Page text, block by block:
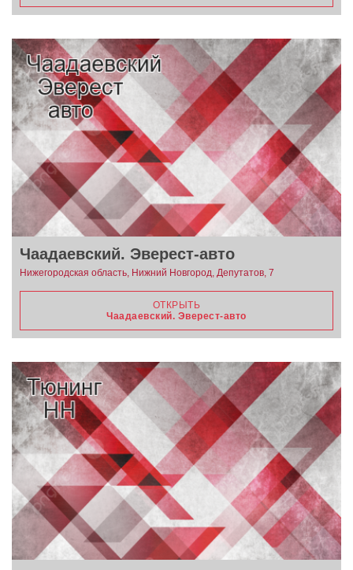
Чаадаевский. Эверест-авто
Нижегородская область, Нижний Новгород, Депутатов, 7
ОТКРЫТЬ
Чаадаевский. Эверест-авто